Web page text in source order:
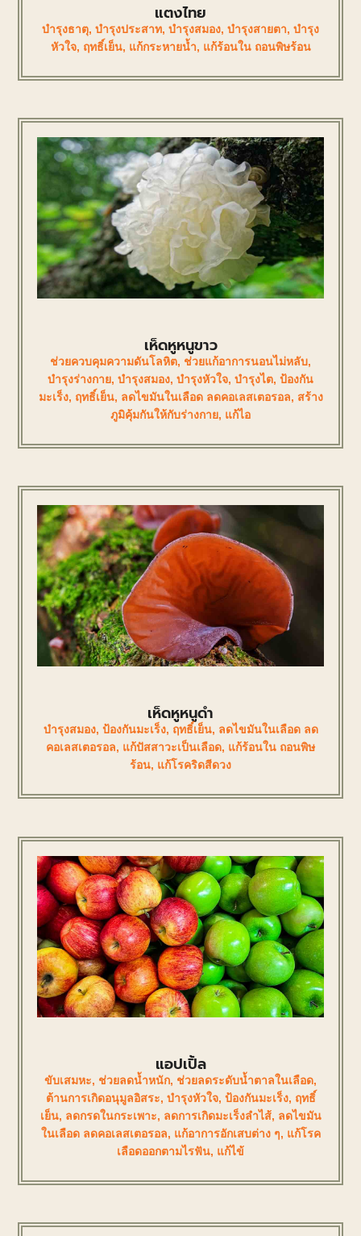
แตงไทย
บำรุงธาตุ, บำรุงประสาท, บำรุงสมอง, บำรุงสายตา, บำรุง
หัวใจ, ฤทธิ์เย็น, แก้กระหายน้ำ, แก้ร้อนใน ถอนพิษร้อน
เห็ดหูหนูขาว
ช่วยควบคุมความดันโลหิต, ช่วยแก้อาการนอนไม่หลับ,
บำรุงร่างกาย, บำรุงสมอง, บำรุงหัวใจ, บำรุงไต, ป้องกัน
มะเร็ง, ฤทธิ์เย็น, ลดไขมันในเลือด ลดคอเลสเตอรอล, สร้าง
ภูมิคุ้มกันให้กับร่างกาย, แก้ไอ
เห็ดหูหนูดำ
บำรุงสมอง, ป้องกันมะเร็ง, ฤทธิ์เย็น, ลดไขมันในเลือด ลด
คอเลสเตอรอล, แก้ปัสสาวะเป็นเลือด, แก้ร้อนใน ถอนพิษ
ร้อน, แก้โรคริดสีดวง
แอปเปิ้ล
ขับเสมหะ, ช่วยลดน้ำหนัก, ช่วยลดระดับน้ำตาลในเลือด,
ต้านการเกิดอนุมูลอิสระ, บำรุงหัวใจ, ป้องกันมะเร็ง, ฤทธิ์
เย็น, ลดกรดในกระเพาะ, ลดการเกิดมะเร็งลำไส้, ลดไขมัน
ในเลือด ลดคอเลสเตอรอล, แก้อาการอักเสบต่าง ๆ, แก้โรค
เลือดออกตามไรฟัน, แก้ไข้